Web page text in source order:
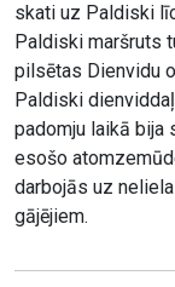
skati uz Paldiski
Paldiski maršruts
pilsētas Dienvidu
Paldiski
padomju laikā bija
esošo
darbojās uz
gājējiem.